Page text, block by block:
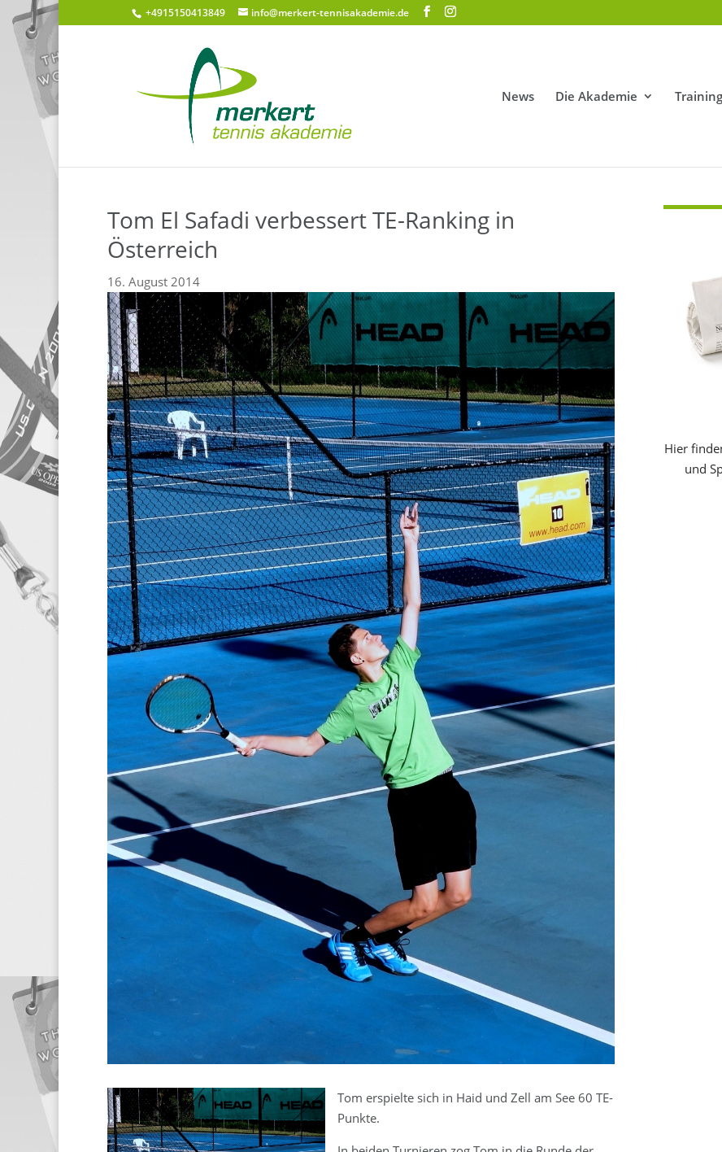
+4915150413849 info@merkert-tennisakademie.de
News Die Akademie
Tom El Safadi verbessert TE-Ranking in
Österreich
16. August 2014
Tom erspielte sich in Haid und Zell am See 60 TE-
Punkte.
Hier
und